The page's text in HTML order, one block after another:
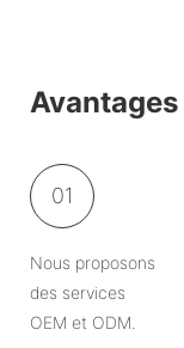
01
Nous proposons
des services
OEM et ODM.